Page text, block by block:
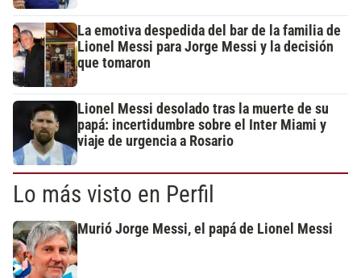
La emotiva despedida del bar de la familia de
Lionel Messi para Jorge Messi y la decisión
que tomaron
Lionel Messi desolado tras la muerte de su
papá: incertidumbre sobre el Inter Miami y
viaje de urgencia a Rosario
Lo más visto en Perfil
Murió Jorge Messi, el papá de Lionel Messi